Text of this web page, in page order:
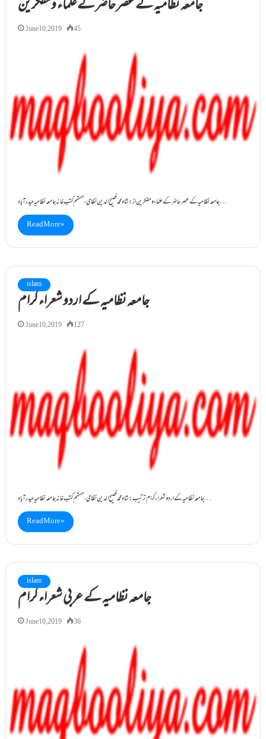
جامعہ نظامیہ کے عصر حاضرکے علماء ومفکرین
June 10, 2019 45
جامعہ نظامیہ کےعصر حاضرکے علماء ومفکرین از : شاہ محمد فصیح الدین نظامی ، مہتمم کتب خانہ جامعہ نظامیہ حیدرآباد…
Read More »
islam
جامعہ نظامیہ کے اردو شعراء کرام
June 10, 2019 127
جامعہ نظامیہ کے اردو شعراء کرام ترتیب : شاہ محمد فصیح الدین نظامی ، مہتمم کتب خانہ جامعہ نظامیہ حیدرآباد…
Read More »
islam
جامعہ نظامیہ کے عربی شعراء کرام
June 10, 2019 36